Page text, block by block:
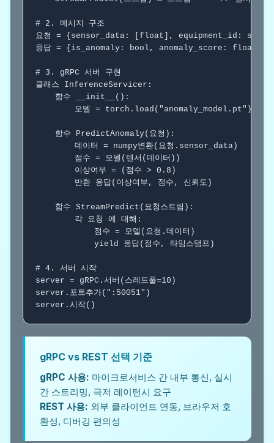
# 2. 메시지 구조
요청 = {sensor_data: [float], equipment_id:
응답 = {is_anomaly: bool, anomaly_score: float,
# 3. gRPC 서버 구현
클래스 InferenceServicer:
함수 __init__():
        모델 = torch.load("anomaly_model.pt")
함수 PredictAnomaly(요청):
        데이터 = numpy변환(요청.sensor_data)
        점수 = 모델(텐서(데이터))
        이상여부 = (점수 > 0.8)
반환 응답(이상여부, 점수, 신뢰도)
함수 StreamPredict(요청스트림):
각 요청 에 대해 :
            점수 = 모델(요청.데이터)
yield 응답(점수, 타임스탬프)
# 4. 서버 시작
server = gRPC.서버(스레드풀=10)
server.포트추가(":50051")
server.시작()
gRPC vs REST 선택 기준
gRPC 사용: 마이크로서비스 간 내부 통신, 실시
간 스트리밍, 극저 레이턴시 요구
REST 사용: 외부 클라이언트 연동, 브라우저 호
환성, 디버깅 편의성